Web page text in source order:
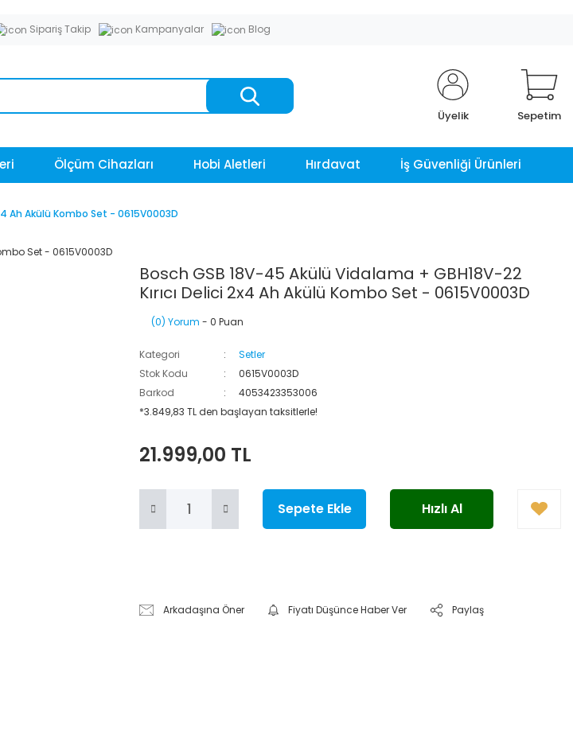
Sipariş Takip Kampanyalar Blog
Üyelik Sepetim
Ölçüm Cihazları Hobi Aletleri Hırdavat İş Güvenliği Ürünleri
Ah Akülü Kombo Set - 0615V0003D
Bosch GSB 18V-45 Akülü Vidalama + GBH18V-22
Kırıcı Delici 2x4 Ah Akülü Kombo Set - 0615V0003D
(0) Yorum - 0 Puan
Kategori
Setler
Stok Kodu
0615V0003D
Barkod
4053423353006
*3.849,83 TL den başlayan taksitlerle!
21.999,00 TL
Sepete Ekle Hızlı Al
Arkadaşına Öner Fiyatı Düşünce Haber Ver Paylaş